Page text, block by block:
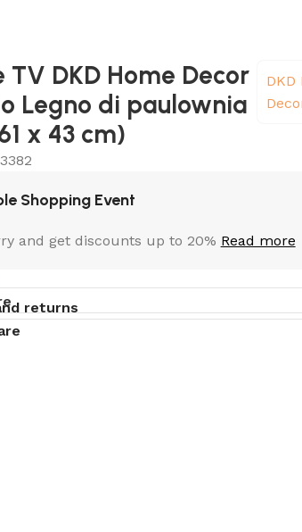
TV DKD Home Decor
Legno di paulownia
x 43 cm)
DKD
Shopping Event
and get discounts up to 20% Read more
returns